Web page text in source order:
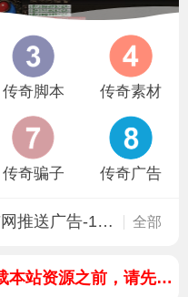
传奇脚本 传奇素材
传奇骗子 传奇广告
zhaosf新开传奇发布网推送广告-星沙
zhaosf新开传奇发布网推送广告-1.80
Gm版本库封神昆仑巅单职业翎风引擎
全部
用户您好，浏览使用下载本站资源之前，请先阅读本站【免责声明】
用户您好，浏览使用下载本站资源之前，请先阅读本站【免责声明】